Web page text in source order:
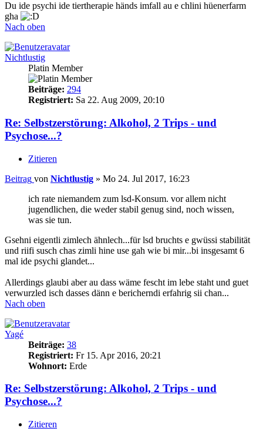
Du ide psychi ide tiertherapie händs imfall au e chlini hüenerfarm
gha
Nach oben
Nichtlustig
Platin Member
Beiträge: 294
Registriert: Sa 22. Aug 2009, 20:10
Re: Selbstzerstörung: Alkohol, 2 Trips - und
Psychose...?
Zitieren
Beitrag von Nichtlustig » Mo 24. Jul 2017, 16:23
ich rate niemandem zum lsd-Konsum. vor allem nicht
jugendlichen, die weder stabil genug sind, noch wissen,
was sie tun.
Gsehni eigentli zimlech ähnlech...für lsd bruchts e gwüssi stabilität
und riifi susch chas zimli hine use gah wie bi mir...bi insgesamt 6
mal ide psychi glandet...
Allerdings glaubi aber au dass wäme fescht im lebe staht und guet
verwurzled isch dasses dänn e bericherndi erfahrig sii chan...
Nach oben
Yagé
Beiträge: 38
Registriert: Fr 15. Apr 2016, 20:21
Wohnort: Erde
Re: Selbstzerstörung: Alkohol, 2 Trips - und
Psychose...?
Zitieren